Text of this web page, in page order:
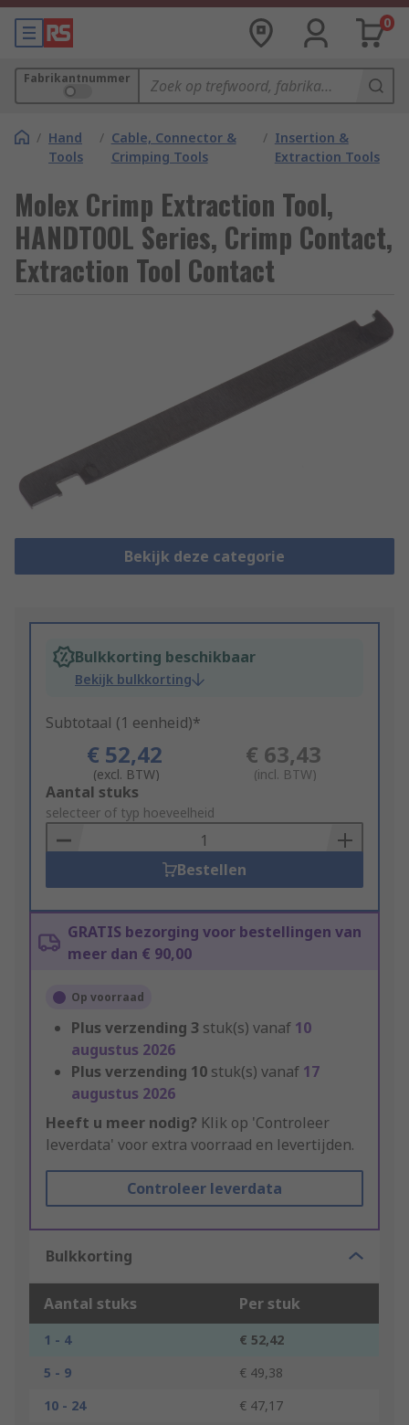
0
Fabrikantnummer
/ Hand
Tools
/ Cable, Connector &
Crimping Tools
/ Insertion &
Extraction Tools
Molex Crimp Extraction Tool,
HANDTOOL Series, Crimp Contact,
Extraction Tool Contact
Bekijk deze categorie
Bulkkorting beschikbaar
Bekijk bulkkorting
Subtotaal (1 eenheid)*
€ 52,42
(excl. BTW)
€ 63,43
(incl. BTW)
Add
to
Basket
Aantal stuks
selecteer of typ hoeveelheid
Bestellen
GRATIS bezorging voor bestellingen van
meer dan € 90,00
Op voorraad
Plus verzending 3 stuk(s) vanaf 10
augustus 2026
Plus verzending 10 stuk(s) vanaf 17
augustus 2026
Heeft u meer nodig? Klik op 'Controleer
leverdata' voor extra voorraad en levertijden.
Controleer leverdata
Bulkkorting
Aantal stuks Per stuk
1 - 4
€ 52,42
5 - 9
€ 49,38
10 - 24
€ 47,17